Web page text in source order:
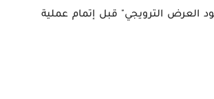
العرض الترويجي" قبل إتمام عملية